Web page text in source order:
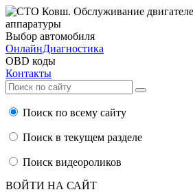
Выбор автомобиля
ОнлайнДиагностика
OBD коды
Контакты
Поиск по всему сайту
Поиск в текущем разделе
Поиск видеороликов
ВОЙТИ НА САЙТ